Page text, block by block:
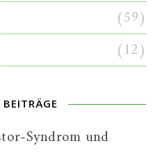
(59)
(12)
BEITRÄGE
Syndrom und